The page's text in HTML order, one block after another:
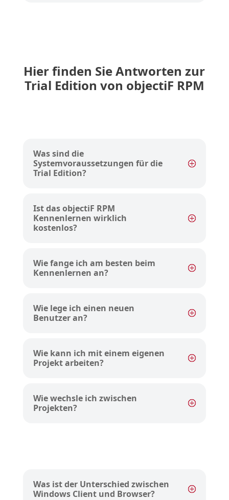
Hier finden Sie Antworten zur
Trial Edition von objectiF RPM
Was sind die
Systemvoraussetzungen für die
Trial Edition?
Ist das objectiF RPM
Kennenlernen wirklich
kostenlos?
Wie fange ich am besten beim
Kennenlernen an?
Wie lege ich einen neuen
Benutzer an?
Wie kann ich mit einem eigenen
Projekt arbeiten?
Wie wechsle ich zwischen
Projekten?
Was ist der Unterschied zwischen
Windows Client und Browser?